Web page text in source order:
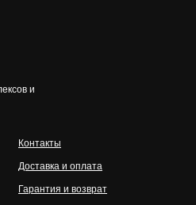
и
Контакты
Доставка и оплата
Гарантия и возврат